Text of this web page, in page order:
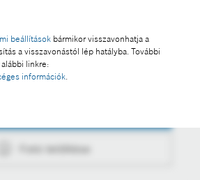
beállítások bármikor visszavonhatja a
a visszavonástól lép hatályba. További
linkre:
információk.
Fotó letöltése